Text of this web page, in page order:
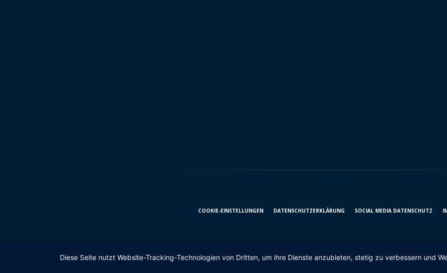
COOKIE-EINSTELLUNGEN DATENSCHUTZ­ERKLÄRUNG SOCIAL MEDIA DATENSCHUTZ
Diese Seite nutzt Website-Tracking-Technologien von Dritten, um ihre Dienste anzubieten, stetig zu verbessern und